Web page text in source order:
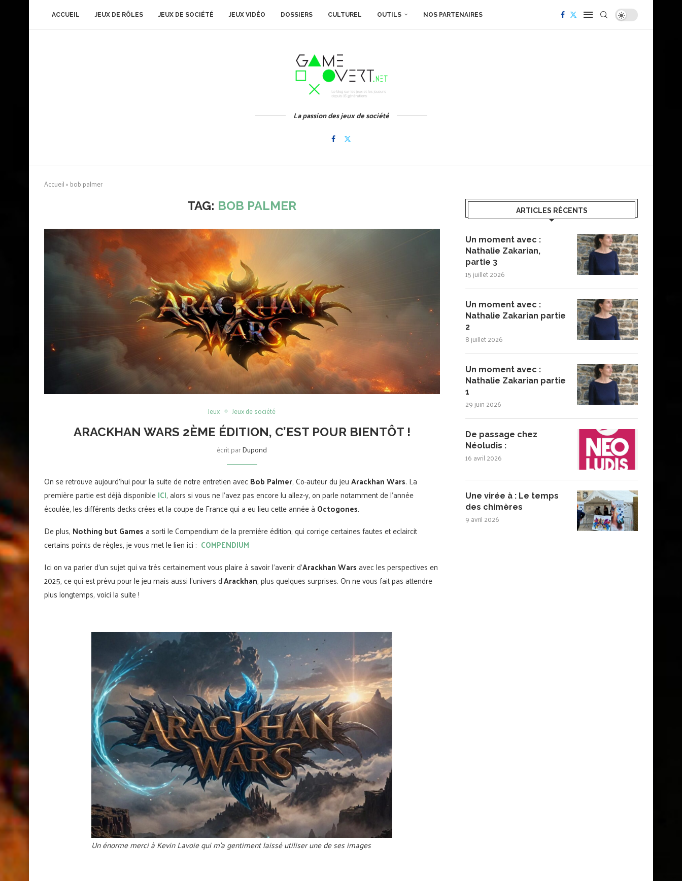
ACCUEIL JEUX DE RÔLES JEUX DE SOCIÉTÉ JEUX VIDÉO DOSSIERS CULTUREL OUTILS NOS PARTENAIRES
La passion des jeux de société
Accueil» bob palmer
TAG: BOB PALMER
Jeux Jeux de société
ARACKHAN WARS 2ÈME ÉDITION, C’EST POUR BIENTÔT !
écrit parDupond
On se retrouve aujourd’hui pour la suite de notre entretien avecBob Palmer, Co-auteur du jeuArackhan Wars. La
première partie est déjà disponibleICI, alors si vous ne l’avez pas encore lu allez-y, on parle notamment de l’année
écoulée, les différents decks crées et la coupe de France qui a eu lieu cette année à Octogones.
De plus, Nothing but Gamesa sorti le Compendium de la première édition, qui corrige certaines fautes et eclaircit
certains points de règles, je vous met le lien ici : COMPENDIUM
Ici on va parler d’un sujet qui va très certainement vous plaire à savoir l’avenir d’Arackhan Warsavec les perspectives en
2025, ce qui est prévu pour le jeu mais aussi l’univers d’Arackhan, plus quelques surprises. On ne vous fait pas attendre
plus longtemps, voici la suite !
Un énorme merci à Kevin Lavoie qui m’a gentiment laissé utiliser une de ses images
ARTICLES RÉCENTS
Un moment avec :
Nathalie Zakarian,
partie 3
15 juillet 2026
Un moment avec :
Nathalie Zakarian partie
2
8 juillet 2026
Un moment avec :
Nathalie Zakarian partie
1
29 juin 2026
De passage chez
Néoludis :
16 avril 2026
Une virée à : Le temps
des chimères
9 avril 2026